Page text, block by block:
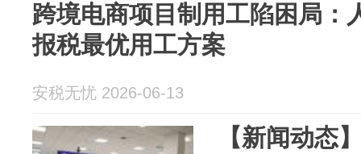
跨境电商项目制用工陷困局：
报税最优用工方案
安税无忧 2026-06-13
【新闻动态